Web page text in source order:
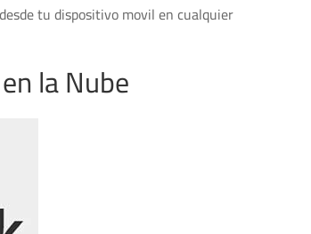
tu dispositivo movil en cualquier
la Nube